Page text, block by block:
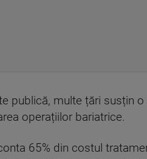
publică, multe țări susțin
operațiilor bariatrice.
65% din costul